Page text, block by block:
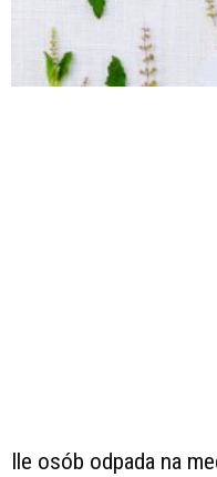
Ile osób odpada na